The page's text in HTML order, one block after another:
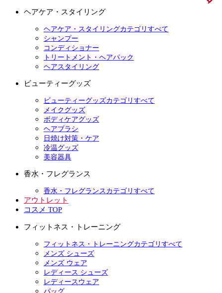
ヘアケア・スタイリング
ヘアケア・スタイリングカテゴリすべて
シャンプー
コンディショナー
トリートメント・ヘアパック
ヘアスタイリング
ビューティーグッズ
ビューティーグッズカテゴリすべて
メイクグッズ
ボディケアグッズ
ヘアブラシ
日焼け対策・ケア
冷温グッズ
美容器具
香水・フレグランス
香水・フレグランスカテゴリすべて
アウトレット
コスメ TOP
フィットネス・トレーニング
フィットネス・トレーニングカテゴリすべて
メンズ シューズ
メンズ ウェア
レディース シューズ
レディースウェア
バッグ